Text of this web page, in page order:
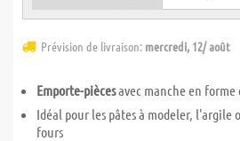
Prévision de livraison: mercredi, 12/ août
Emporte-piècesavec manche en forme
Idéal pour les pâtes à modeler, l'argile
fours